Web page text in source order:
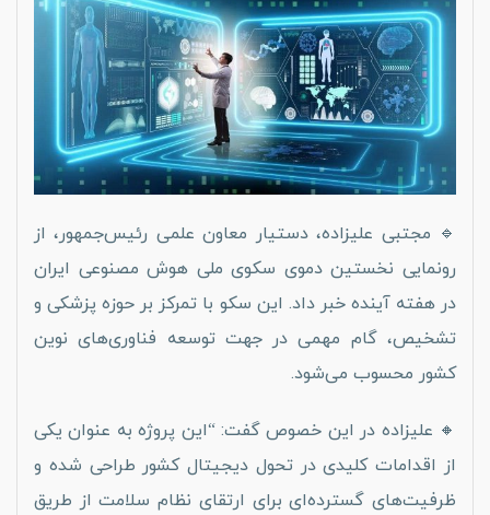
🔹 مجتبی علیزاده، دستیار معاون علمی رئیس‌جمهور، از
رونمایی نخستین دموی سکوی ملی هوش مصنوعی ایران
در هفته آینده خبر داد. این سکو با تمرکز بر حوزه پزشکی و
تشخیص، گام مهمی در جهت توسعه فناوری‌های نوین
کشور محسوب می‌شود.
🔸 علیزاده در این خصوص گفت: “این پروژه به عنوان یکی
از اقدامات کلیدی در تحول دیجیتال کشور طراحی شده و
ظرفیت‌های گسترده‌ای برای ارتقای نظام سلامت از طریق